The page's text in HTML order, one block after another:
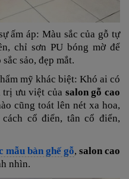
ấm áp: Màu sắc của gỗ tự
chỉ sơn PU bóng mờ để
sảo, đẹp mắt.
mỹ khác biệt: Khó ai có
trị ưu việt của salon gỗ cao
cũng toát lên nét xa hoa,
cổ điển, tân cổ điển,
mẫu bàn ghế gỗ, salon cao
nhìn.